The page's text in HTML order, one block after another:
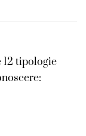
tipologie